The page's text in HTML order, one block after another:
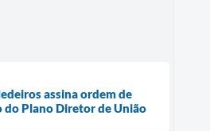
assina ordem de
do Plano Diretor de União